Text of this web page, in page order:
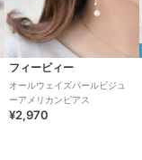
フィービィー
オールウェイズパールビジュ
ーアメリカンピアス
¥2,970